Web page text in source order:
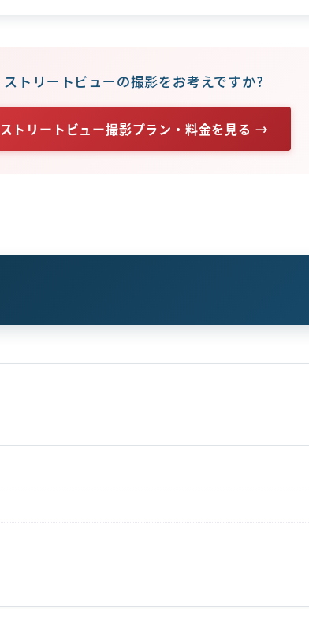
ストリートビューの撮影をお考えですか?
ストリートビュー撮影プラン・料金を見る →